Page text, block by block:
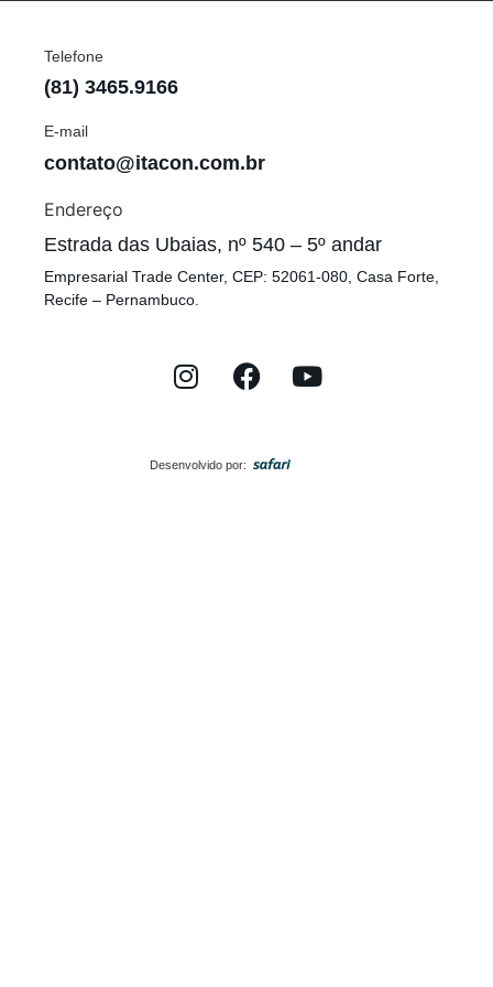
Telefone
(81) 3465.9166
E-mail
contato@itacon.com.br
Endereço
Estrada das Ubaias, nº 540 – 5º andar
Empresarial Trade Center, CEP: 52061-080, Casa Forte,
Recife – Pernambuco.
Desenvolvido por: